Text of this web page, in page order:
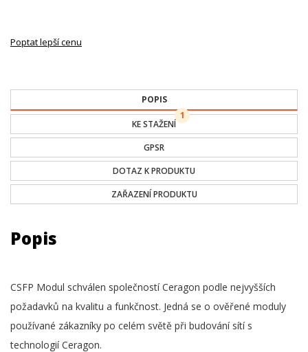
Poptat lepší cenu
POPIS
KE STAŽENÍ
1
GPSR
DOTAZ K PRODUKTU
ZAŘAZENÍ PRODUKTU
Popis
CSFP Modul schválen společností Ceragon podle nejvyšších
požadavků na kvalitu a funkčnost. Jedná se o ověřené moduly
používané zákazníky po celém světě při budování sítí s
technologií Ceragon.